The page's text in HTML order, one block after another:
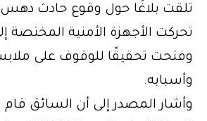
تلقت بلاغًا حول وقوع حادث
تحركت الأجهزة الأمنية المختصة
وفتحت تحقيقًا للوقوف على
وأسبابه.
وأشار المصدر إلى أن السائق